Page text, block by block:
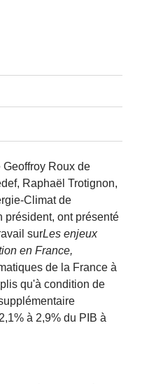
Roux de
Raphaël Trotignon,
Climat de
président, ont présenté
surLes enjeux
en France,
de la France à
qu'à condition de
à 2,9% du PIB à